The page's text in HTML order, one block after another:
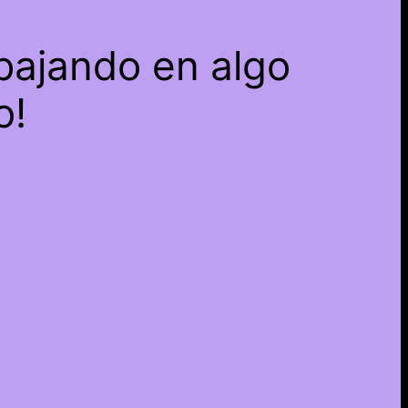
en algo